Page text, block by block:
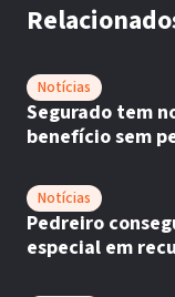
Notícias
Segurado tem
benefício sem
Notícias
Pedreiro
especial em